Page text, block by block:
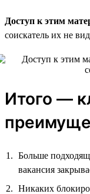
Доступ к этим
соискатель их не
Итого —
Больше
вакансия
Никаких